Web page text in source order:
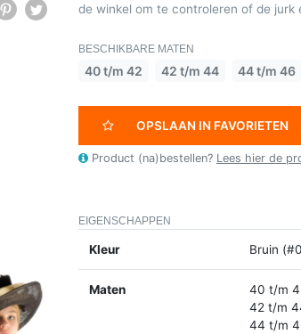
de winkel om te controleren of de jurk
BESCHIKBARE MATEN
40 t/m 42 42 t/m 44 44 t/m 46
OPSLAAN IN FAVORIETEN
Product (na)bestellen? Lees hier de
EIGENSCHAPPEN
Kleur Bruin
Maten
40 t/m
42 t/m
44 t/m